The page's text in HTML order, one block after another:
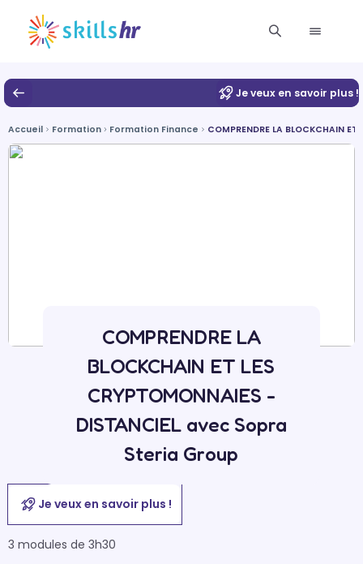
Je veux en savoir plus !
Accueil Formation Formation Finance COMPRENDRE LA BLOCKCHAIN
COMPRENDRE LA
BLOCKCHAIN ET LES
CRYPTOMONNAIES -
DISTANCIEL avec Sopra
Steria Group
Je veux en savoir plus !
3 modules de 3h30